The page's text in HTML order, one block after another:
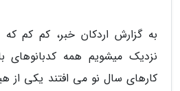
به گزارش اردکان خبر، کم کم
نزدیک میشویم همه کدبانوهای
کارهای سال نو می افتند یکی از